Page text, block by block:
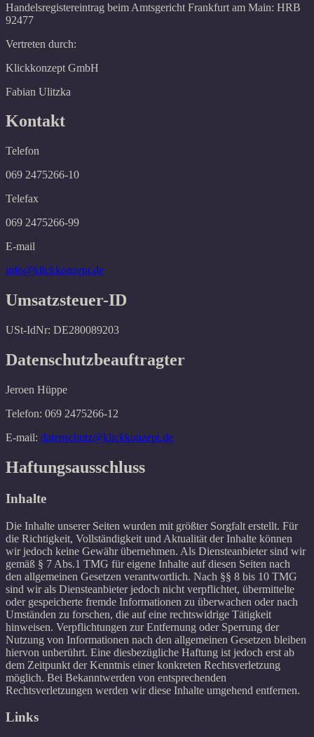
Handelsregistereintrag beim Amtsgericht Frankfurt am Main: HRB
92477
Vertreten durch:
Klickkonzept GmbH
Fabian Ulitzka
Kontakt
Telefon
069 2475266-10
Telefax
069 2475266-99
E-mail
info@klickkonzept.de
Umsatzsteuer-ID
USt-IdNr: DE280089203
Datenschutzbeauftragter
Jeroen Hüppe
Telefon: 069 2475266-12
E-mail: datenschutz@klickkonzept.de
Haftungsausschluss
Inhalte
Die Inhalte unserer Seiten wurden mit größter Sorgfalt erstellt. Für
die Richtigkeit, Vollständigkeit und Aktualität der Inhalte können
wir jedoch keine Gewähr übernehmen. Als Diensteanbieter sind wir
gemäß § 7 Abs.1 TMG für eigene Inhalte auf diesen Seiten nach
den allgemeinen Gesetzen verantwortlich. Nach §§ 8 bis 10 TMG
sind wir als Diensteanbieter jedoch nicht verpflichtet, übermittelte
oder gespeicherte fremde Informationen zu überwachen oder nach
Umständen zu forschen, die auf eine rechtswidrige Tätigkeit
hinweisen. Verpflichtungen zur Entfernung oder Sperrung der
Nutzung von Informationen nach den allgemeinen Gesetzen bleiben
hiervon unberührt. Eine diesbezügliche Haftung ist jedoch erst ab
dem Zeitpunkt der Kenntnis einer konkreten Rechtsverletzung
möglich. Bei Bekanntwerden von entsprechenden
Rechtsverletzungen werden wir diese Inhalte umgehend entfernen.
Links